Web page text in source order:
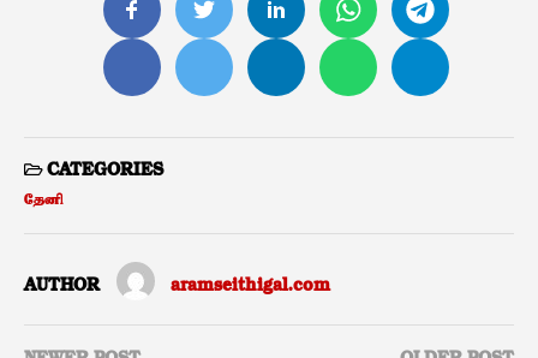
CATEGORIES
தேனி
AUTHOR aramseithigal.com